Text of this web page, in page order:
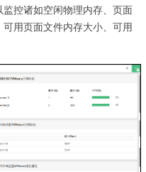
控诸如空闲物理内存、页面
用页面文件内存大小、可用